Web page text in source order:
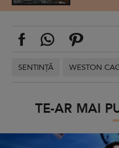
SENTINȚĂ WESTON
TE-AR MAI